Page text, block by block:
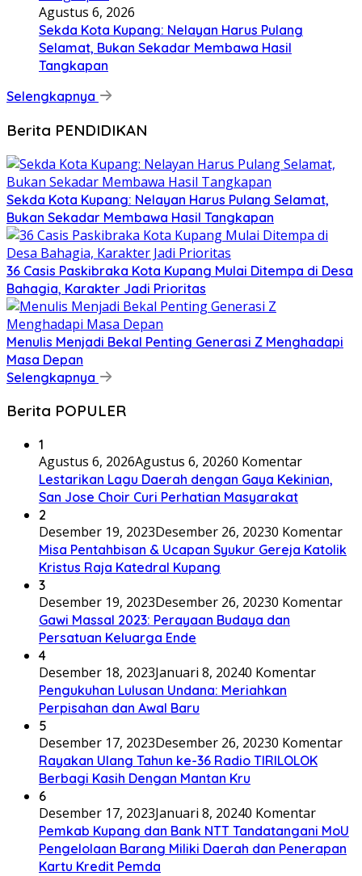
Agustus 6, 2026
Sekda Kota Kupang: Nelayan Harus Pulang
Selamat, Bukan Sekadar Membawa Hasil
Tangkapan
Selengkapnya
Berita PENDIDIKAN
Sekda Kota Kupang: Nelayan Harus Pulang Selamat,
Bukan Sekadar Membawa Hasil Tangkapan
36 Casis Paskibraka Kota Kupang Mulai Ditempa di Desa
Bahagia, Karakter Jadi Prioritas
Menulis Menjadi Bekal Penting Generasi Z Menghadapi
Masa Depan
Selengkapnya
Berita POPULER
1
Agustus 6, 2026Agustus 6, 20260 Komentar
Lestarikan Lagu Daerah dengan Gaya Kekinian,
San Jose Choir Curi Perhatian Masyarakat
2
Desember 19, 2023Desember 26, 20230 Komentar
Misa Pentahbisan & Ucapan Syukur Gereja Katolik
Kristus Raja Katedral Kupang
3
Desember 19, 2023Desember 26, 20230 Komentar
Gawi Massal 2023: Perayaan Budaya dan
Persatuan Keluarga Ende
4
Desember 18, 2023Januari 8, 20240 Komentar
Pengukuhan Lulusan Undana: Meriahkan
Perpisahan dan Awal Baru
5
Desember 17, 2023Desember 26, 20230 Komentar
Rayakan Ulang Tahun ke-36 Radio TIRILOLOK
Berbagi Kasih Dengan Mantan Kru
6
Desember 17, 2023Januari 8, 20240 Komentar
Pemkab Kupang dan Bank NTT Tandatangani MoU
Pengelolaan Barang Miliki Daerah dan Penerapan
Kartu Kredit Pemda